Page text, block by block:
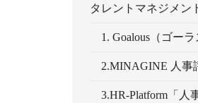
タレントマネジメン
1. Goalous（ゴーラ
2.MINAGINE 人事
3.HR-Platform「人